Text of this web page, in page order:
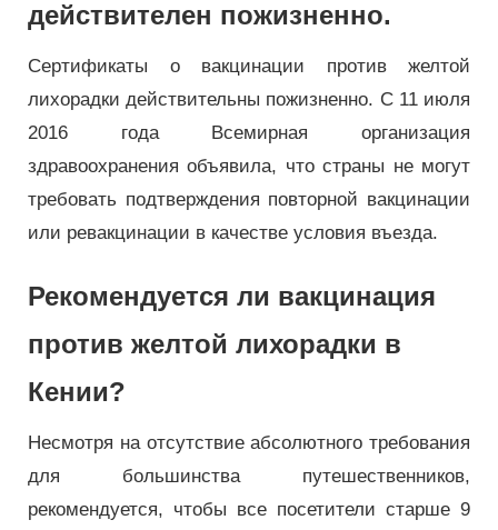
действителен пожизненно.
Сертификаты о вакцинации против желтой
лихорадки действительны пожизненно. С 11 июля
2016 года Всемирная организация
здравоохранения объявила, что страны не могут
требовать подтверждения повторной вакцинации
или ревакцинации в качестве условия въезда.
Рекомендуется ли вакцинация
против желтой лихорадки в
Кении?
Несмотря на отсутствие абсолютного требования
для большинства путешественников,
рекомендуется, чтобы все посетители старше 9